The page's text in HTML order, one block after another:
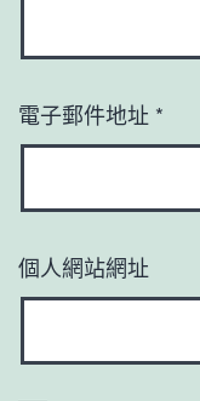
電子郵件地址 *
個人網站網址